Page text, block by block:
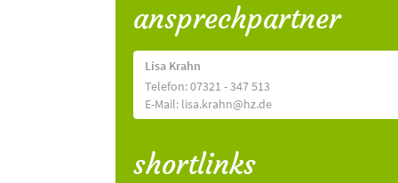
ansprechpartner
Lisa Krahn
Telefon: 07321 - 347 513
E-Mail: lisa.krahn@hz.de
shortlinks